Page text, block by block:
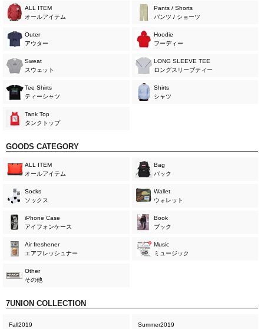
ALL ITEM
オールアイテム
Pants / Shorts
パンツ / ショーツ
Outer
アウター
Hoodie
フーディー
Sweat
スウェット
LONG SLEEVE TEE
ロングスリーブティー
Tee Shirts
ティーシャツ
Shirts
シャツ
Tank Top
タンクトップ
GOODS CATEGORY
ALL ITEM
オールアイテム
Bag
バック
Socks
ソックス
Wallet
ウォレット
iPhone Case
アイフォンケース
Book
ブック
Air freshener
エアフレッシュナー
Music
ミュージック
Other
その他
7UNION COLLECTION
Fall2019 Summer2019